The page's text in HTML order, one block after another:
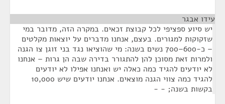
עידו אבגר
יש סיוע ספציפי לכל קבוצת זכאים. במקרה הזה, מדובר במי
שזקוקות למגורים. בעצם, אנחנו מדברים על יוצאות מקלטים
– כ-600–700 נשים בשנה: מי שהוציאו נגד בני זוגן צו הגנה
ולמרות זאת מסוכן להן להתגורר בדירה שבה הן גרות – אנחנו
לא יודעים להגיד כמה כאלה יש ואנחנו אפילו לא יודעים
להגיד כמה צווי הגנה מוצאים. אנחנו יודעים שיש 10,000
בקשות בשנה; - -